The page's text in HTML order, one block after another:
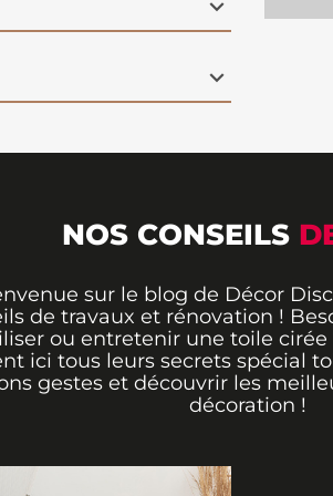
Parfaite
NOS CONSEILS
sur le blog de Décor
de travaux et rénovation !
ou entretenir une toile cirée
ici tous leurs secrets spécial
gestes et découvrir les
décoration !